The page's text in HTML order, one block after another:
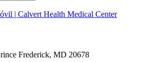
| Calvert Health Medical Center
Frederick, MD 20678